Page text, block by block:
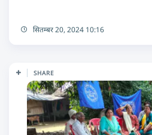
सितम्बर 20, 2024 10:16
SHARE